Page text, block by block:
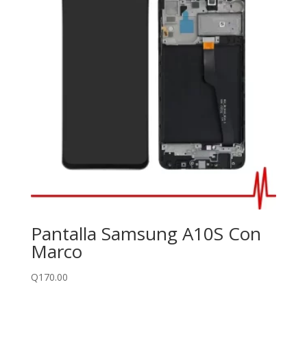
Pantalla Samsung A10S Con
Marco
Q170.00